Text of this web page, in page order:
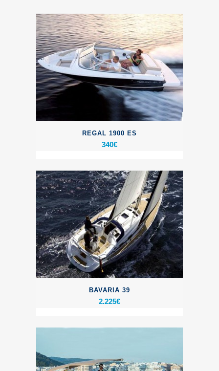
REGAL 1900 ES
340€
BAVARIA 39
2.225€